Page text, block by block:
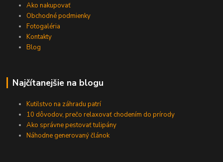
Ako nakupovať
Obchodné podmienky
Fotogaléria
Kontakty
Blog
Najčítanejšie na blogu
Kutilstvo na záhradu patrí
10 dôvodov, prečo relaxovať chodením do prírody
Ako správne pestovať tulipány
Náhodne generovaný článok